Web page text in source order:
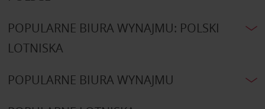
POPULARNE BIURA WYNAJMU: POLSKI
LOTNISKA
POPULARNE BIURA WYNAJMU